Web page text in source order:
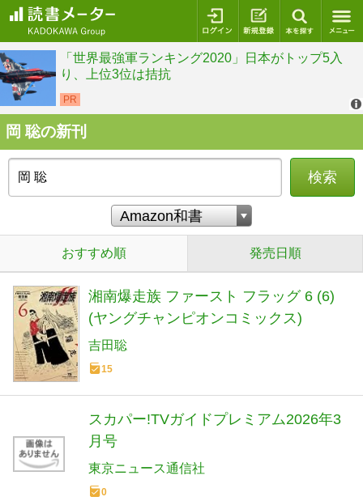
ログイン 新規登録
岡 聡の新刊
検索
おすすめ順 発売日順
湘南爆走族 ファースト フラッグ 6 (6)
(ヤングチャンピオンコミックス)
吉田聡
15
スカパー!TVガイドプレミアム2026年3
月号
東京ニュース通信社
0